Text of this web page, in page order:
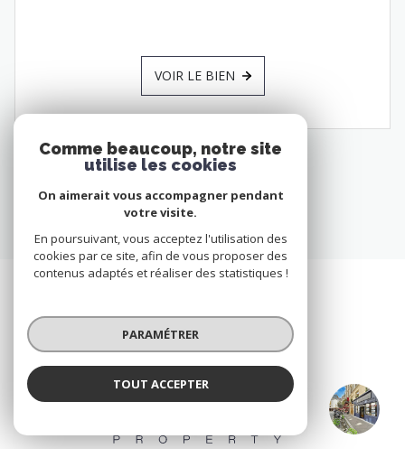
Marney Property
VOIR LE BIEN
Comme beaucoup, notre site
utilise les cookies
On aimerait vous accompagner pendant
votre visite.
En poursuivant, vous acceptez l'utilisation des
cookies par ce site, afin de vous proposer des
contenus adaptés et réaliser des statistiques !
PARAMÉTRER
TOUT ACCEPTER